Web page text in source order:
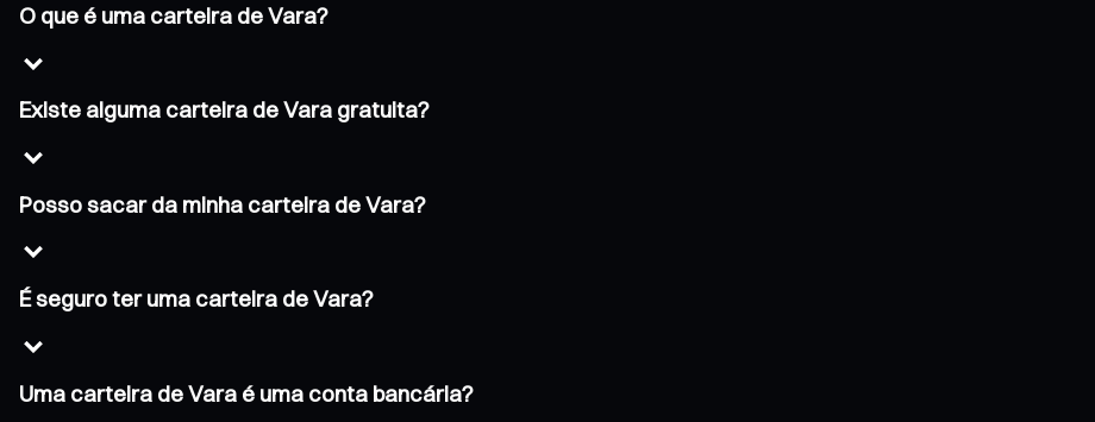
O que é uma carteira de Vara?
Existe alguma carteira de Vara gratuita?
Posso sacar da minha carteira de Vara?
É seguro ter uma carteira de Vara?
Uma carteira de Vara é uma conta bancária?